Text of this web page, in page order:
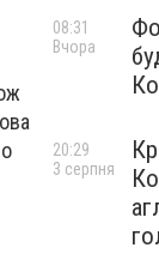
08:31
Вчора
20:29
3 серпня